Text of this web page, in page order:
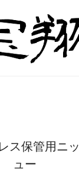
ス保管用ニ
ュー